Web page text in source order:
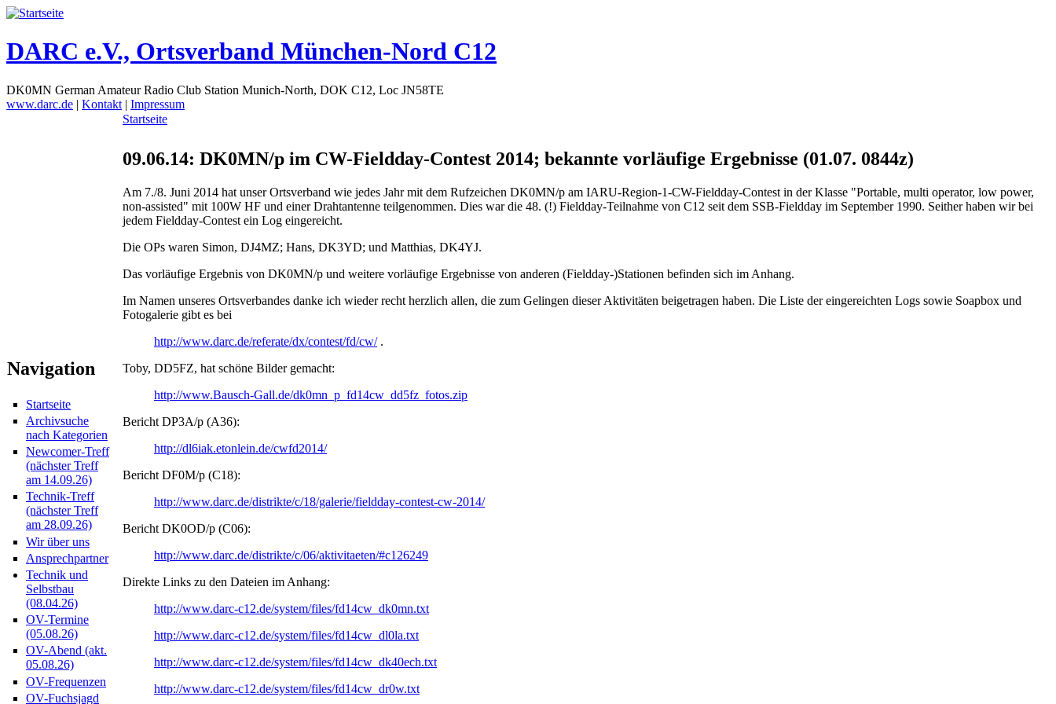
DARC e.V., Ortsverband München-Nord C12
DK0MN German Amateur Radio Club Station Munich-North, DOK C12, Loc JN58TE
www.darc.de | Kontakt | Impressum
Navigation
Startseite
Archivsuche
nach Kategorien
Newcomer-Treff
(nächster Treff
am 14.09.26)
Technik-Treff
(nächster Treff
am 28.09.26)
Wir über uns
Ansprechpartner
Technik und
Selbstbau
(08.04.26)
OV-Termine
(05.08.26)
OV-Abend (akt.
05.08.26)
OV-Frequenzen
OV-Fuchsjagd
Startseite
09.06.14: DK0MN/p im CW-Fieldday-Contest 2014; bekannte vorläufige Ergebnisse (01.07. 0844z)
Am 7./8. Juni 2014 hat unser Ortsverband wie jedes Jahr mit dem Rufzeichen DK0MN/p am IARU-Region-1-CW-Fieldday-Contest in der Klasse "Portable, multi operator, low power,
non-assisted" mit 100W HF und einer Drahtantenne teilgenommen. Dies war die 48. (!) Fieldday-Teilnahme von C12 seit dem SSB-Fieldday im September 1990. Seither haben wir bei
jedem Fieldday-Contest ein Log eingereicht.
Die OPs waren Simon, DJ4MZ; Hans, DK3YD; und Matthias, DK4YJ.
Das vorläufige Ergebnis von DK0MN/p und weitere vorläufige Ergebnisse von anderen (Fieldday-)Stationen befinden sich im Anhang.
Im Namen unseres Ortsverbandes danke ich wieder recht herzlich allen, die zum Gelingen dieser Aktivitäten beigetragen haben. Die Liste der eingereichten Logs sowie Soapbox und
Fotogalerie gibt es bei
http://www.darc.de/referate/dx/contest/fd/cw/.
Toby, DD5FZ, hat schöne Bilder gemacht:
http://www.Bausch-Gall.de/dk0mn_p_fd14cw_dd5fz_fotos.zip
Bericht DP3A/p (A36):
http://dl6iak.etonlein.de/cwfd2014/
Bericht DF0M/p (C18):
http://www.darc.de/distrikte/c/18/galerie/fieldday-contest-cw-2014/
Bericht DK0OD/p (C06):
http://www.darc.de/distrikte/c/06/aktivitaeten/#c126249
Direkte Links zu den Dateien im Anhang:
http://www.darc-c12.de/system/files/fd14cw_dk0mn.txt
http://www.darc-c12.de/system/files/fd14cw_dl0la.txt
http://www.darc-c12.de/system/files/fd14cw_dk40ech.txt
http://www.darc-c12.de/system/files/fd14cw_dr0w.txt